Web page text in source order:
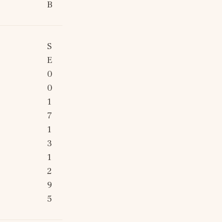
B
S
E
0
0
1
7
1
3
1
2
9
5